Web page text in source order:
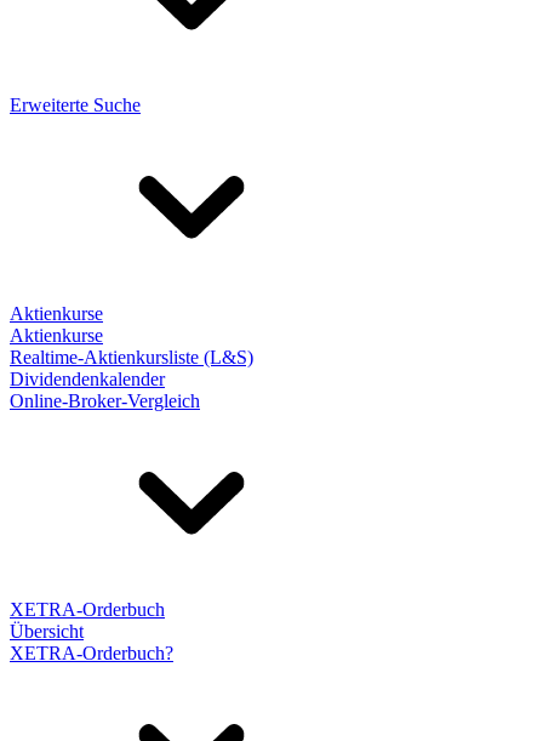
Erweiterte Suche
Aktienkurse
Aktienkurse
Realtime-Aktienkursliste (L&S)
Dividendenkalender
Online-Broker-Vergleich
XETRA-Orderbuch
Übersicht
XETRA-Orderbuch?